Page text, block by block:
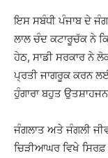
ਇਸ ਸਬੰਧੀ ਪੰਜਾਬ ਦੇ
ਲਾਲ ਚੰਦ ਕਟਾਰੂਚੱਕ ਨੇ
ਹੇਠ, ਸਾਡੀ ਸਰਕਾਰ ਨੇ
ਪ੍ਰਤੀ ਜਾਗਰੂਕ ਕਰਨ
ਹੁੰਗਾਰਾ ਬਹੁਤ
ਜੰਗਲਾਤ ਅਤੇ ਜੰਗਲੀ
ਚਿੜੀਆਘਰ ਵਿਖੇ ਸਿਰਫ਼